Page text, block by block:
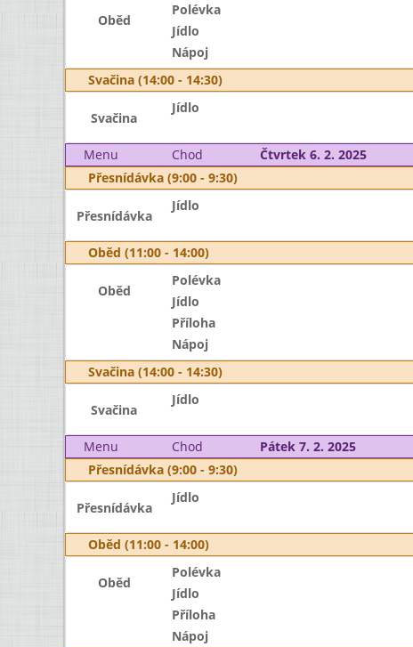
Oběd
Polévka
Jídlo
Nápoj
Svačina (14:00 - 14:30)
Svačina
Jídlo
Menu Chod Čtvrtek 6. 2. 2025
Přesnídávka (9:00 - 9:30)
Přesnídávka
Jídlo
Oběd (11:00 - 14:00)
Oběd
Polévka
Jídlo
Příloha
Nápoj
Svačina (14:00 - 14:30)
Svačina
Jídlo
Menu Chod Pátek 7. 2. 2025
Přesnídávka (9:00 - 9:30)
Přesnídávka
Jídlo
Oběd (11:00 - 14:00)
Oběd
Polévka
Jídlo
Příloha
Nápoj